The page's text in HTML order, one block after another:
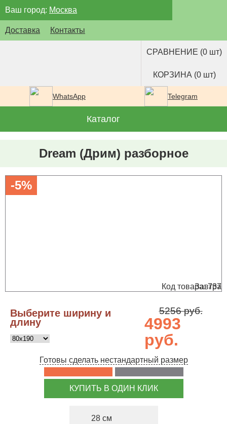
Ваш город: Москва
Доставка Контакты
СРАВНЕНИЕ (0 шт)
КОРЗИНА (0 шт)
WhatsApp Telegram
Каталог
Dream (Дрим) разборное
-5%
Код товара: 737
Завтра
Выберите ширину и
длину
5256 руб.
4993
руб.
Готовы сделать нестандартный размер
КУПИТЬ В ОДИН КЛИК
28